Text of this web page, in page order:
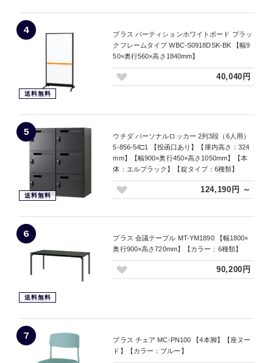
4
送料無料
プラス パーティションホワイトボード ブラッ
クフレームタイプ WBC-S0918DSK-BK 【幅9
50×奥行560×高さ1840mm】
40,040円
5
送料無料
ウチダ パーソナルロッカー 2列3段（6人用）
5-856-54□1 【投函口あり】【庫内高さ：324
mm】【幅900×奥行450×高さ1050mm】【本
体：エルブラック】【錠タイプ：6種類】
124,190円 ～
6
送料無料
プラス 会議テーブル MT-YM1890 【幅1800×
奥行900×高さ720mm】【カラー：6種類】
90,200円
7
プラス チェア MC-PN100 【4本脚】【座ヌー
ド】【カラー：ブルー】